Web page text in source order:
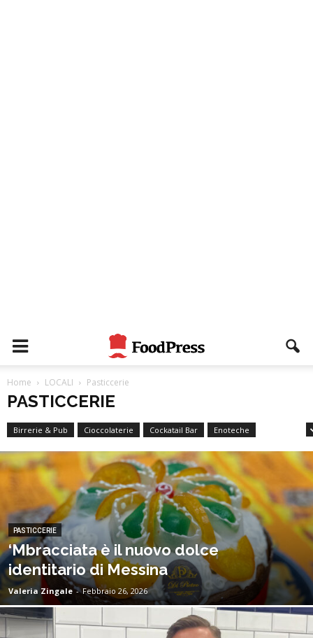
Home LOCALI Pasticcerie
PASTICCERIE
Birrerie & Pub Cioccolaterie Cockatail Bar
Enoteche
PASTICCERIE
‘Mbracciata è il nuovo dolce
identitario di Messina
Valeria Zingale - Febbraio 26, 2026